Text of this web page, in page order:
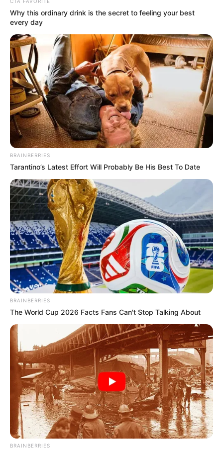
PARQUE NACIONAL
MANTÉNGASE EN ALERTA
Tenemos todas las noticias que le
interesan. Para estar bien informado, por
favor, active las notificaciones de Alerta.
ACTIVAR AHORA
TEMAS DESTACADOS
RECIBO DEL AGUA
LOCALIDAD DE USAQUÉN
CUNDINAMARCA
DESAPARECIDOS
CORTES DE LUZ
LOCALIDAD DE ENGATIVÁ
REGIOTRAM DE OCCIDENTE
LOCALIDAD DE SUBA
Why this ordinary drink is the secret to feeling your best
every day
BRAINBERRIES
Tarantino’s Latest Effort Will Probably Be His Best To Date
BRAINBERRIES
The World Cup 2026 Facts Fans Can't Stop Talking About
BRAINBERRIES